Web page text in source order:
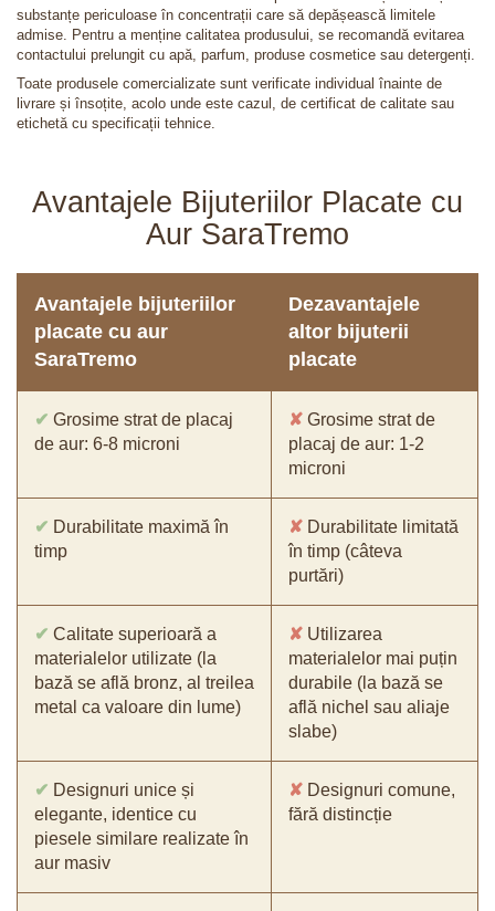
substanțe periculoase în concentrații care să depășească limitele
admise. Pentru a menține calitatea produsului, se recomandă evitarea
contactului prelungit cu apă, parfum, produse cosmetice sau detergenți.
Toate produsele comercializate sunt verificate individual înainte de
livrare și însoțite, acolo unde este cazul, de certificat de calitate sau
etichetă cu specificații tehnice.
Avantajele Bijuteriilor Placate cu
Aur SaraTremo
Avantajele bijuteriilor
placate cu aur
SaraTremo
Dezavantajele
altor bijuterii
placate
✔ Grosime strat de placaj
de aur: 6-8 microni
✘ Grosime strat de
placaj de aur: 1-2
microni
✔ Durabilitate maximă în
timp
✘ Durabilitate limitată
în timp (câteva
purtări)
✔ Calitate superioară a
materialelor utilizate (la
bază se află bronz, al treilea
metal ca valoare din lume)
✘ Utilizarea
materialelor mai puțin
durabile (la bază se
află nichel sau aliaje
slabe)
✔ Designuri unice și
elegante, identice cu
piesele similare realizate în
aur masiv
✘ Designuri comune,
fără distincție